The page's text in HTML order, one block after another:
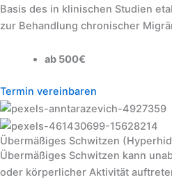
Basis des in klinischen Studien
zur Behandlung chronischer
ab 500€
Termin vereinbaren
Übermäßiges Schwitzen
Übermäßiges Schwitzen kann
oder körperlicher Aktivität